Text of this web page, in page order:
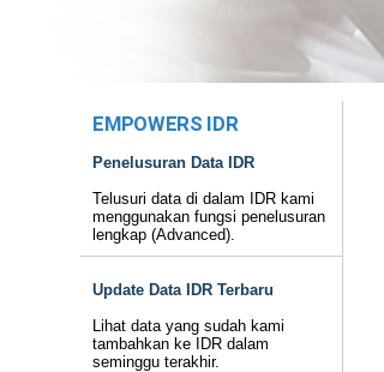
EMPOWERS IDR
Penelusuran Data IDR
Telusuri data di dalam IDR kami
menggunakan fungsi penelusuran
lengkap (Advanced).
Update Data IDR Terbaru
Lihat data yang sudah kami
tambahkan ke IDR dalam
seminggu terakhir.